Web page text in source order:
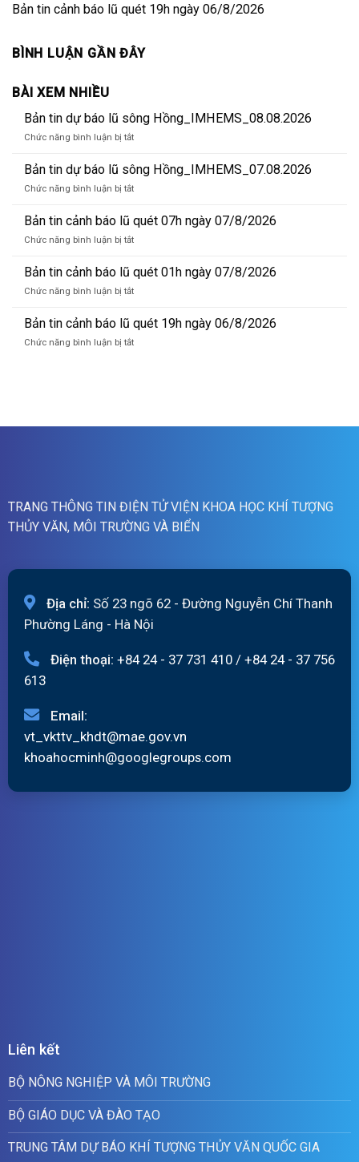
Bản tin cảnh báo lũ quét 19h ngày 06/8/2026
BÌNH LUẬN GẦN ĐÂY
BÀI XEM NHIỀU
Bản tin dự báo lũ sông Hồng_IMHEMS_08.08.2026
Chức năng bình luận bị tắtở
tin
báo
sông
Hồng_IMHEMS_08.08.2026
Bản tin dự báo lũ sông Hồng_IMHEMS_07.08.2026
Chức năng bình luận bị tắtở
tin
báo
sông
Hồng_IMHEMS_07.08.2026
Bản tin cảnh báo lũ quét 07h ngày 07/8/2026
Chức năng bình luận bị tắtở
tin
báo
quét
07h
Bản tin cảnh báo lũ quét 01h ngày 07/8/2026
Chức năng bình luận bị tắtở
tin
báo
Bản tin cảnh báo lũ quét 19h ngày 06/8/2026
Chức năng bình luận bị tắtở
quét
TRANG THÔNG TIN ĐIỆN TỬ VIỆN KHOA HỌC KHÍ TƯỢNG
THỦY VĂN, MÔI TRƯỜNG VÀ BIỂN
Địa chỉ: Số 23 ngõ 62 - Đường Nguyễn Chí Thanh
Phường Láng - Hà Nội
Điện thoại: +84 24 - 37 731 410 / +84 24 - 37 756
613
Email:
vt_vkttv_khdt@mae.gov.vn
khoahocminh@googlegroups.com
Liên kết
BỘ NÔNG NGHIỆP VÀ MÔI TRƯỜNG
BỘ GIÁO DỤC VÀ ĐÀO TẠO
TRUNG TÂM DỰ BÁO KHÍ TƯỢNG THỦY VĂN QUỐC GIA